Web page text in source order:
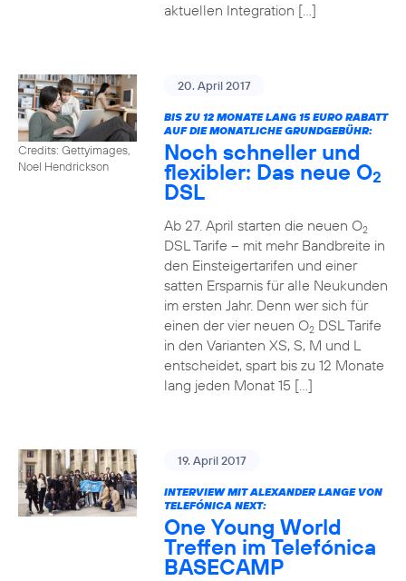
aktuellen Integration […]
Credits: Gettyimages,
Noel Hendrickson
20. April 2017
BIS ZU 12 MONATE LANG 15 EURO RABATT
AUF DIE MONATLICHE GRUNDGEBÜHR:
Noch schneller und
flexibler: Das neue O2
DSL
Ab 27. April starten die neuen O2
DSL Tarife – mit mehr Bandbreite in
den Einsteigertarifen und einer
satten Ersparnis für alle Neukunden
im ersten Jahr. Denn wer sich für
einen der vier neuen O2DSL Tarife
in den Varianten XS, S, M und L
entscheidet, spart bis zu 12 Monate
lang jeden Monat 15 […]
19. April 2017
INTERVIEW MIT ALEXANDER LANGE VON
TELEFÓNICA NEXT:
One Young World
Treffen im Telefónica
BASECAMP